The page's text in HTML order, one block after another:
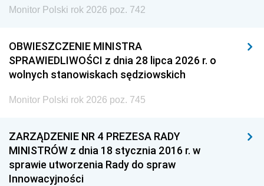
Monitor Polski rok 2026 poz. 742
OBWIESZCZENIE MINISTRA
SPRAWIEDLIWOŚCI z dnia 28 lipca 2026 r. o
wolnych stanowiskach sędziowskich
Monitor Polski rok 2026 poz. 745
ZARZĄDZENIE NR 4 PREZESA RADY
MINISTRÓW z dnia 18 stycznia 2016 r. w
sprawie utworzenia Rady do spraw
Innowacyjności